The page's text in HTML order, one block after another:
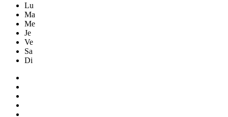
Lu
Ma
Me
Je
Ve
Sa
Di